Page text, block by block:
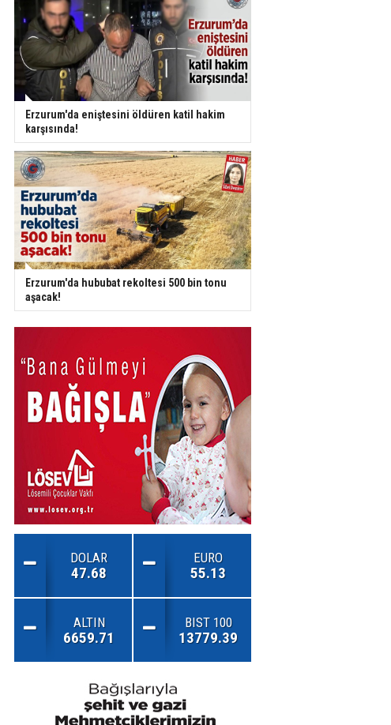
Erzurum'da eniştesini öldüren katil hakim
karşısında!
Erzurum'da hububat rekoltesi 500 bin tonu
aşacak!
DOLAR
47.68
EURO
55.13
ALTIN
6659.71
BIST 100
13779.39